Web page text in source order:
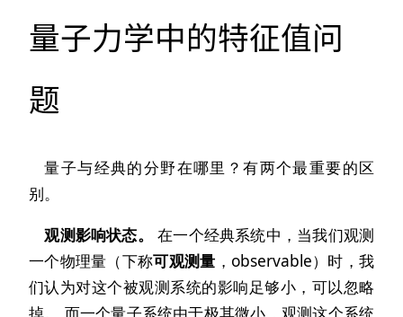
量子力学中的特征值问
题
量子与经典的分野在哪里？有两个最重要的区
别。
观测影响状态。
在一个经典系统中，当我们观测
一个物理量（下称可观测量 ，observable）时，我
们认为对这个被观测系统的影响足够小，可以忽略
掉。 而一个量子系统由于极其微小，观测这个系统